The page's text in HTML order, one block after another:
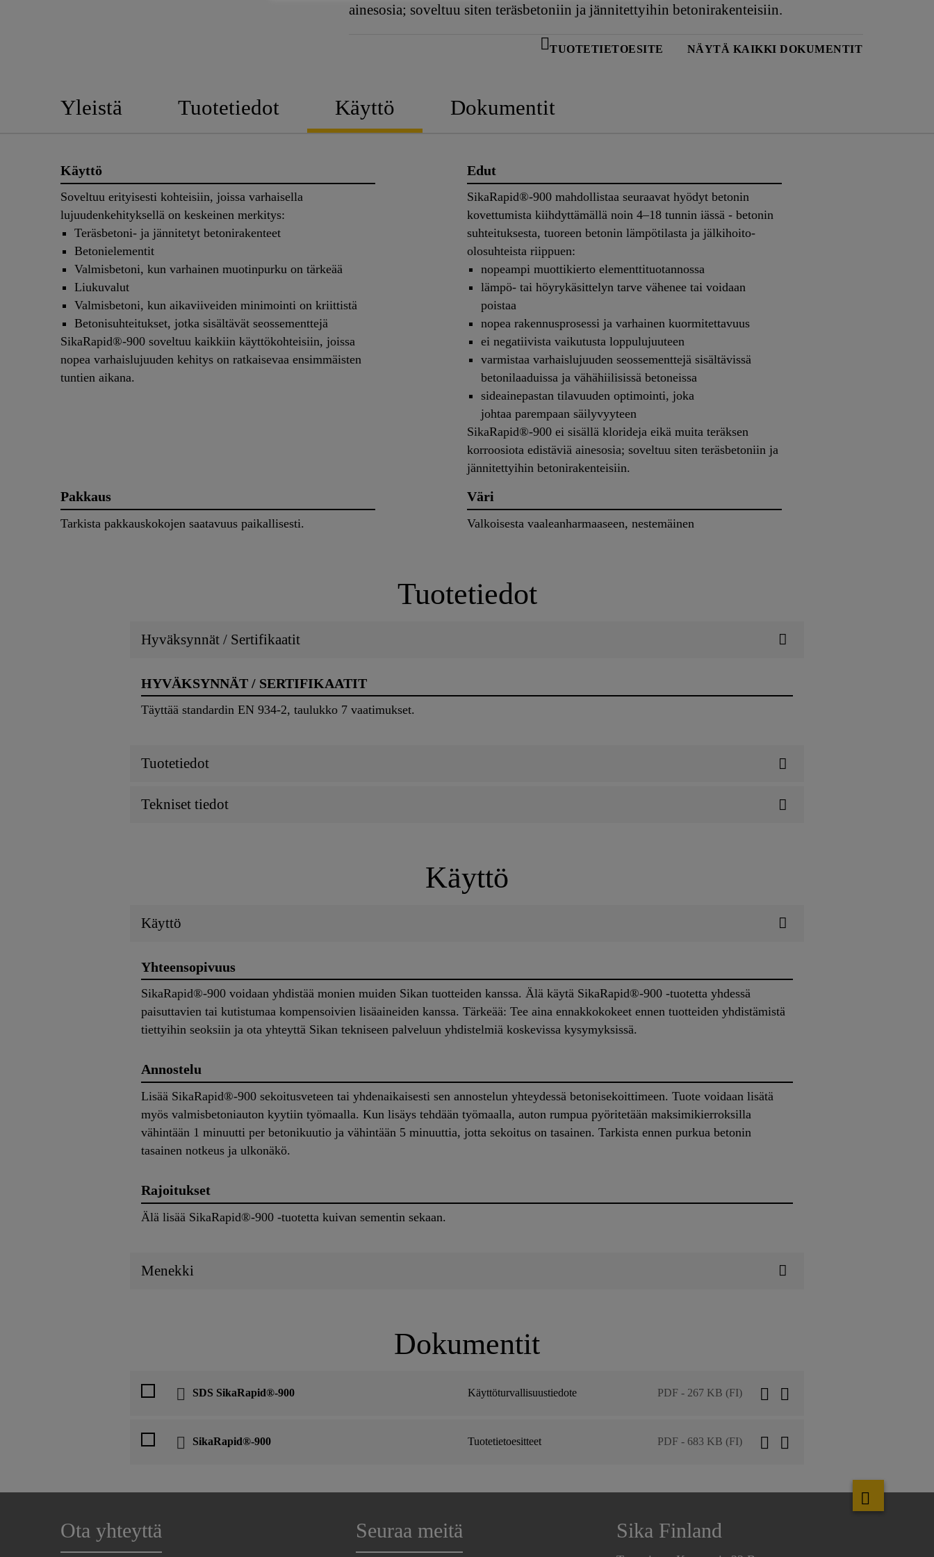
ainesosia; soveltuu siten teräsbetoniin ja jännitettyihin betonirakenteisiin.
TUOTETIETOESITE NÄYTÄ KAIKKI DOKUMENTIT
Yleistä Tuotetiedot Käyttö Dokumentit
Käyttö
Soveltuu erityisesti kohteisiin, joissa varhaisella
lujuudenkehityksellä on keskeinen merkitys:
Teräsbetoni- ja jännitetyt betonirakenteet
Betonielementit
Valmisbetoni, kun varhainen muotinpurku on tärkeää
Liukuvalut
Valmisbetoni, kun aikaviiveiden minimointi on kriittistä
Betonisuhteitukset, jotka sisältävät seossementtejä
SikaRapid®-900 soveltuu kaikkiin käyttökohteisiin, joissa
nopea varhaislujuuden kehitys on ratkaisevaa ensimmäisten
tuntien aikana.​​​​​​
Edut
SikaRapid®-900 mahdollistaa seuraavat hyödyt betonin
kovettumista kiihdyttämällä noin 4–18 tunnin iässä - betonin
suhteituksesta, tuoreen betonin lämpötilasta ja jälkihoito-
olosuhteista riippuen:
nopeampi muottikierto elementtituotannossa
lämpö- tai höyrykäsittelyn tarve vähenee tai voidaan
poistaa
nopea rakennusprosessi ja varhainen kuormitettavuus
ei negatiivista vaikutusta loppulujuuteen
varmistaa varhaislujuuden seossementtejä sisältävissä
betonilaaduissa ja vähähiilisissä betoneissa
sideainepastan tilavuuden optimointi, joka
johtaa parempaan säilyvyyteen
SikaRapid®-900 ei sisällä klorideja eikä muita teräksen
korroosiota edistäviä ainesosia; soveltuu siten teräsbetoniin ja
jännitettyihin betonirakenteisiin.
Pakkaus
Tarkista pakkauskokojen saatavuus paikallisesti.
Väri
Valkoisesta vaaleanharmaaseen, nestemäinen
Tuotetiedot
Hyväksynnät / Sertifikaatit
HYVÄKSYNNÄT / SERTIFIKAATIT
Täyttää standardin EN 934-2, taulukko 7 vaatimukset.
Tuotetiedot
Tekniset tiedot
Käyttö
Käyttö
Yhteensopivuus
SikaRapid®-900 voidaan yhdistää monien muiden Sikan tuotteiden kanssa. Älä käytä SikaRapid®-900 -tuotetta yhdessä
paisuttavien tai kutistumaa kompensoivien lisäaineiden kanssa. Tärkeää: Tee aina ennakkokokeet ennen tuotteiden yhdistämistä
tiettyihin seoksiin ja ota yhteyttä Sikan tekniseen palveluun yhdistelmiä koskevissa kysymyksissä.
Annostelu
Lisää SikaRapid®-900 sekoitusveteen tai yhdenaikaisesti sen annostelun yhteydessä betonisekoittimeen. Tuote voidaan lisätä
myös valmisbetoniauton kyytiin työmaalla. Kun lisäys tehdään työmaalla, auton rumpua pyöritetään maksimikierroksilla
vähintään 1 minuutti per betonikuutio ja vähintään 5 minuuttia, jotta sekoitus on tasainen. Tarkista ennen purkua betonin
tasainen notkeus ja ulkonäkö.
Rajoitukset
Älä lisää SikaRapid®-900 -tuotetta kuivan sementin sekaan.
Menekki
Dokumentit
SDS SikaRapid®-900 Käyttöturvallisuustiedote PDF - 267 KB (FI)
SikaRapid®-900 Tuotetietoesitteet PDF - 683 KB (FI)
Ota yhteyttä Seuraa meitä Sika Finland